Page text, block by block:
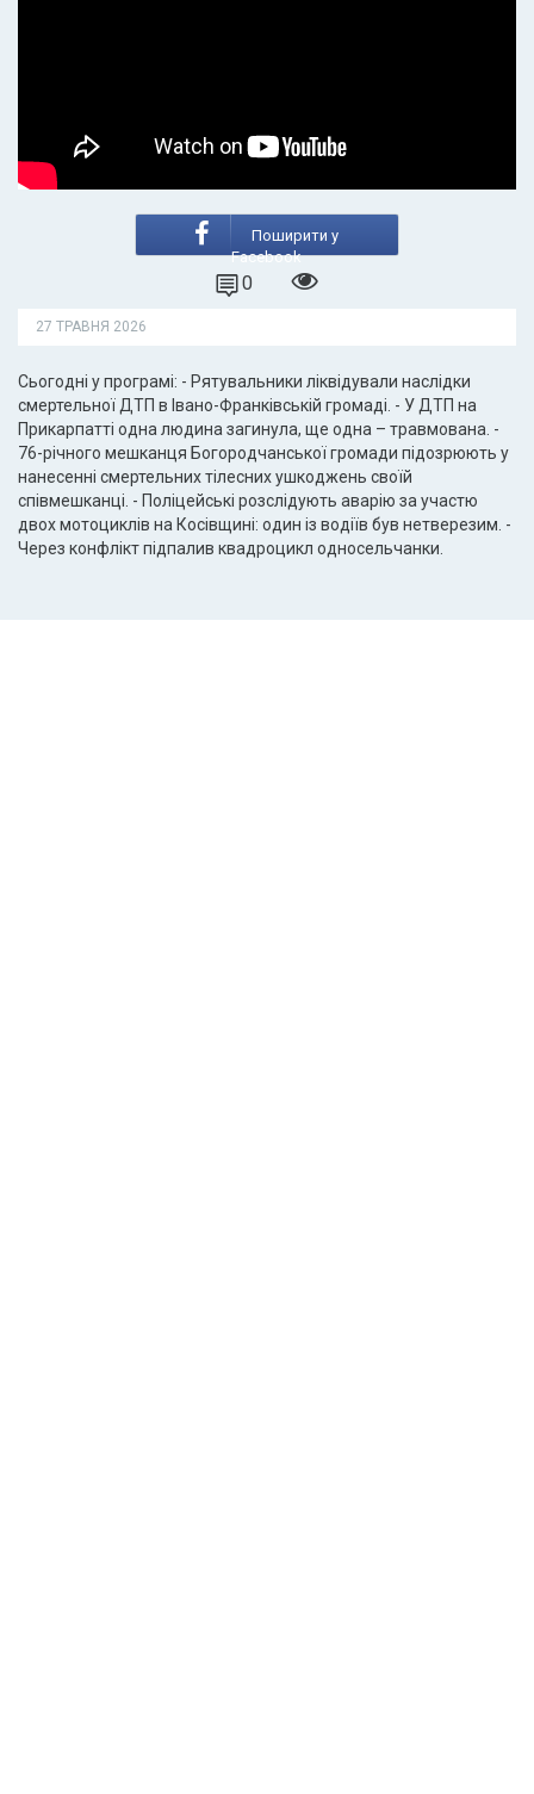
Поширити у
Facebook
0
27 ТРАВНЯ 2026
Сьогодні у програмі: - Рятувальники ліквідували наслідки
смертельної ДТП в Івано-Франківській громаді. - У ДТП на
Прикарпатті одна людина загинула, ще одна – травмована. -
76-річного мешканця Богородчанської громади підозрюють у
нанесенні смертельних тілесних ушкоджень своїй
співмешканці. - Поліцейські розслідують аварію за участю
двох мотоциклів на Косівщині: один із водіїв був нетверезим. -
Через конфлікт підпалив квадроцикл односельчанки.